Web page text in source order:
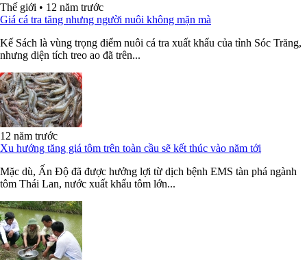
Thế giới • 12 năm trước
Giá cá tra tăng nhưng người nuôi không mặn mà
Kế Sách là vùng trọng điểm nuôi cá tra xuất khẩu của tỉnh Sóc Trăng,
nhưng diện tích treo ao đã trên...
12 năm trước
Xu hướng tăng giá tôm trên toàn cầu sẽ kết thúc vào năm tới
Mặc dù, Ấn Độ đã được hưởng lợi từ dịch bệnh EMS tàn phá ngành
tôm Thái Lan, nước xuất khẩu tôm lớn...